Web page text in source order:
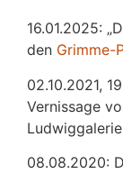
16.01.2025:
den Grimme-
02.10.2021,
Vernissage
08.08.2020: